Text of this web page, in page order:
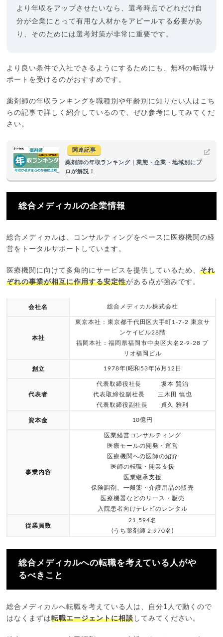
より年収をアップさせたいなら、選考時点でどれだけ自
分が企業にとって有用な人材かをアピールする必要があ
り、そのためには選考対策が非常に重要です。
より良い条件で入社できるようにするためにも、無料の転職サ
ポートを受けるのがおすすめです。
薬剤師の年収ランキングを職種別や年齢別に知りたい人はこち
らの記事で詳しく紹介しているので、ぜひ参考にしてみてくだ
さい。
関連記事
薬剤師の年収ランキング｜業態・企業・地域別にプ
ロが解説！
総合メディカルの企業情報
総合メディカルは、コンサルティングをベースに医療機関の経
営をトータルサポートしています。
医療機関に向けて多角的にサービスを提供しているため、それ
ぞれの事業が相互に作用する安定性がある点が強みです。
会社名 総合メディカル株式会社
本社
東京本社：東京都千代田区大手町1-7-2 東京サ
ンケイビル28階
福岡本社：福岡県福岡市中央区大名2-9-28 プ
リオ福岡ビル
創立 1978年(昭和53年)6月12日
代表者
代表取締役社長 坂本 賢治
代表取締役副社長 三木田 慎也
代表取締役副社長 貞久 雅利
資本金 10億円
事業内容
医業経営コンサルティング
医療モールの開発・運営
医療機関への医師の紹介
医師の転職・開業支援
医業継承支援
保険調剤、一般薬・介護用品の販売
医療機器などのリース・販売
入院患者向けテレビのレンタル
従業員数
21,594名
(うち薬剤師 2,970名)
総合メディカルへの転職を考えている人がや
るべきこと
総合メディカルへ転職を考えている人は、自分1人で動くので
はなくまずは転職エージェントに相談してみてください。